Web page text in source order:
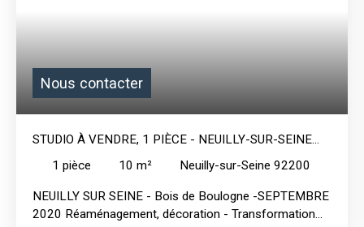
Nous contacter
STUDIO À VENDRE, 1 PIÈCE - NEUILLY-SUR-SEINE
92200
1 pièce 10 m² Neuilly-sur-Seine 92200
NEUILLY SUR SEINE - Bois de Boulogne -SEPTEMBRE
2020 Réaménagement, décoration - Transformation